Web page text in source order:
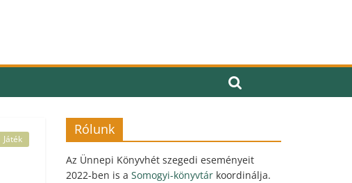
Játék
Rólunk
Az Ünnepi Könyvhét szegedi eseményeit
2022-ben is a Somogyi-könyvtár koordinálja.